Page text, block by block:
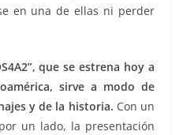
en una de ellas ni perder
que se estrena hoy a
sirve a modo de
y de la historia. Con un
un lado, la presentación